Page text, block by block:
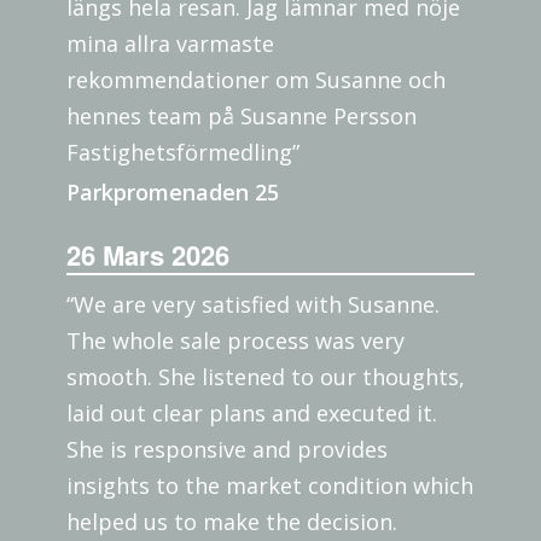
längs hela resan. Jag lämnar med nöje
mina allra varmaste
rekommendationer om Susanne och
hennes team på Susanne Persson
Fastighetsförmedling”
Parkpromenaden 25
26 Mars 2026
“We are very satisfied with Susanne.
The whole sale process was very
smooth. She listened to our thoughts,
laid out clear plans and executed it.
She is responsive and provides
insights to the market condition which
helped us to make the decision.